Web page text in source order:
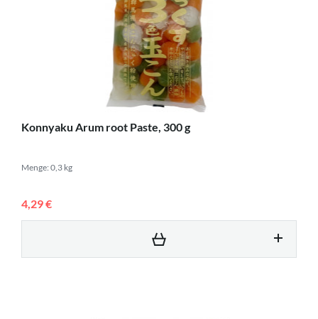
Konnyaku Arum root Paste, 300 g
Menge: 0,3 kg
4,29 €